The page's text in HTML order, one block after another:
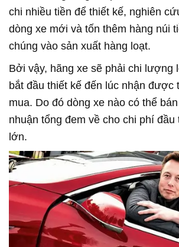
chi nhiều tiền để thiết kế, nghiên
dòng xe mới và tốn thêm hàng núi
chúng vào sản xuất hàng loạt.
Bởi vậy, hãng xe sẽ phải chi lượng
bắt đầu thiết kế đến lúc nhận được
mua. Do đó dòng xe nào có thể
nhuận tổng đem về cho chi phí
lớn.